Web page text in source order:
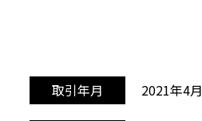
取引年月 2021年4月